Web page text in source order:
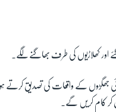
اور کھلاڑیوں کی طرف بھاگنے لگے۔
جھگڑوں کے واقعات کی تصدیق کرتے
کر کام کریں گے۔